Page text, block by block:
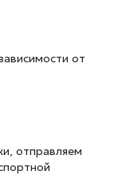
от
отправляем